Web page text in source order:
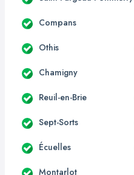
Compans
Othis
Chamigny
Reuil-en-Brie
Sept-Sorts
Écuelles
Montarlot